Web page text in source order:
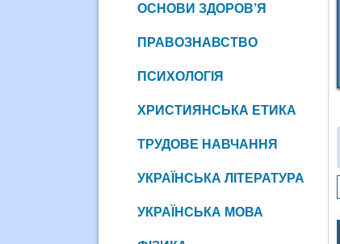
ОСНОВИ ЗДОРОВ’Я
ПРАВОЗНАВСТВО
ПСИХОЛОГІЯ
ХРИСТИЯНСЬКА ЕТИКА
ТРУДОВЕ НАВЧАННЯ
УКРАЇНСЬКА ЛІТЕРАТУРА
УКРАЇНСЬКА МОВА